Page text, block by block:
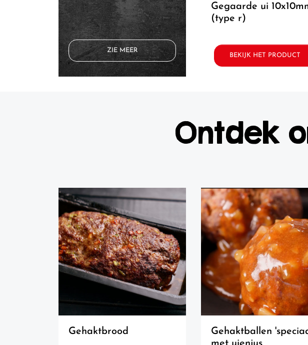
ZIE MEER
gegaarde ui 10x10mm
(type r)
BEKIJK HET PRODUCT
Ontdek
gehaktbrood
gehaktballen 'speciaal'